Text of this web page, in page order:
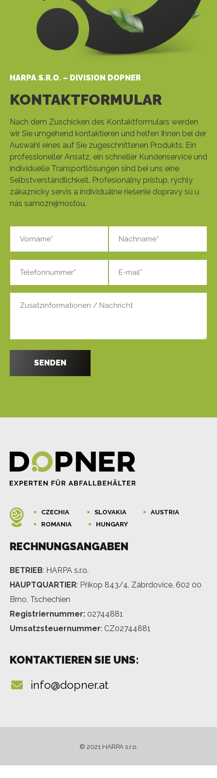
HARPA S.R.O. – DIVISION DOPNER
KONTAKTFORMULAR
Nach dem Zuschicken des Kontaktformulars werden
wir Sie umgehend kontaktieren und helfen Ihnen bei der
Auswahl eines auf Sie zugeschnittenen Produkts. Ein
professioneller Ansatz, ein schneller Kundenservice und
individuelle Transportlösungen sind bei uns eine
Selbstverständlichkeit. Profesionálny prístup, rýchly
zákaznícky servis a individuálne riešenie dopravy sú u
nás samozrejmosťou.
CZECHIA SLOVAKIA
AUSTRIA
ROMANIA
HUNGARY
RECHNUNGSANGABEN
BETRIEB: HARPA s.r.o.
HAUPTQUARTIER: Příkop 843/4, Zábrdovice, 602 00
Brno, Tschechien
Registriernummer: 02744881
Umsatzsteuernummer: CZ02744881
KONTAKTIEREN SIE UNS:
info@dopner.at
© 2021 HARPA s.r.o.